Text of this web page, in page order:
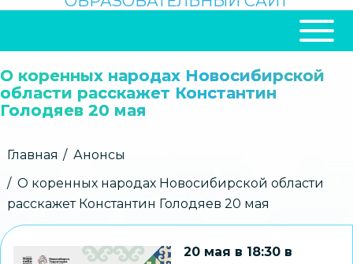
НАВИГАЦИЯ
О коренных народах Новосибирской
области расскажет Константин
Голодяев 20 мая
Строка
Главная
Анонсы
О коренных народах Новосибирской области
расскажет Константин Голодяев 20 мая
20 мая в 18:30 в